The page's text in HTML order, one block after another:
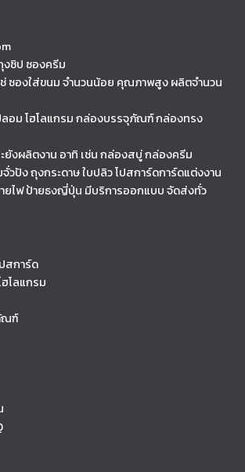
ซิป ซองครีม
ช่ ซองใส่ขนม จำนวนน้อย คุณภาพสูง ผลิตจำนวน
อม โฮโลแกรม กล่องบรรจุภัณฑ์ กล่องทรง
ยังผลิตงาน อาทิ เช่น กล่องสบู่ กล่องครีม
วปัง ถุงกระดาษ ใบปลิว โปสการ์ดการ์ดแต่งงาน
ยไฟ ป้ายธงญี่ปุ่น มีบริการออกแบบ จัดส่งทั่ว
สการ์ด
โลแกรม
ณฑ์